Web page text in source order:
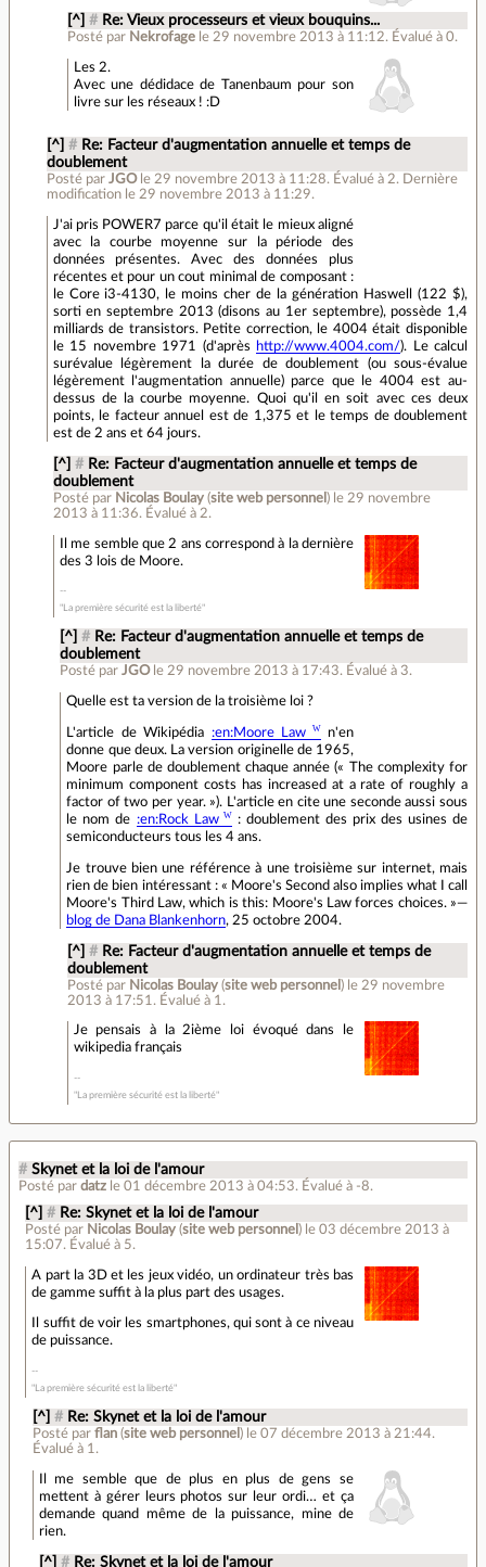
[^] # Re: Vieux processeurs et vieux bouquins...
Posté par Nekrofage le 29 novembre 2013 à 11:12. Évalué à 0.
Les 2.
Avec une dédidace de Tanenbaum pour son
livre sur les réseaux ! :D
[^] # Re: Facteur d'augmentation annuelle et temps de
doublement
Posté par JGO le 29 novembre 2013 à 11:28. Évalué à 2. Dernière
modification le 29 novembre 2013 à 11:29.
J'ai pris POWER7 parce qu'il était le mieux aligné
avec la courbe moyenne sur la période des
données présentes. Avec des données plus
récentes et pour un cout minimal de composant :
le Core i3-4130, le moins cher de la génération Haswell (122 $),
sorti en septembre 2013 (disons au 1er septembre), possède 1,4
milliards de transistors. Petite correction, le 4004 était disponible
le 15 novembre 1971 (d'après
http://www.4004.com/). Le calcul
surévalue légèrement la durée de doublement (ou sous-évalue
légèrement l'augmentation annuelle) parce que le 4004 est au-
dessus de la courbe moyenne. Quoi qu'il en soit avec ces deux
points, le facteur annuel est de 1,375 et le temps de doublement
est de 2 ans et 64 jours.
[^] # Re: Facteur d'augmentation annuelle et temps de
doublement
Posté par Nicolas Boulay(site web personnel ) le 29 novembre
2013 à 11:36. Évalué à 2.
Il me semble que 2 ans correspond à la dernière
des 3 lois de Moore.
"La première sécurité est la liberté"
[^] # Re: Facteur d'augmentation annuelle et temps de
doublement
Posté parJGO le 29 novembre 2013 à 17:43. Évalué à 3.
Quelle est ta version de la troisième loi ?
L'article de Wikipédia :en:Moore Law
n'en
donne que deux. La version originelle de 1965,
Moore parle de doublement chaque année (« The complexity for
minimum component costs has increased at a rate of roughly a
factor of two per year. »). L'article en cite une seconde aussi sous
le nom de :en:Rock Law
: doublement des prix des usines de
semiconducteurs tous les 4 ans.
Je trouve bien une référence à une troisième sur internet, mais
rien de bien intéressant : « Moore's Second also implies what I call
Moore's Third Law, which is this: Moore's Law forces choices. »—
blog de Dana Blankenhorn, 25 octobre 2004.
[^] # Re: Facteur d'augmentation annuelle et temps de
doublement
Posté par Nicolas Boulay(site web personnel ) le 29 novembre
2013 à 17:51 . Évalué à 1 .
Je pensais à la 2ième loi évoqué dans le
wikipedia français
"La première sécurité est la liberté"
# Skynet et la loi de l'amour
Posté par datz le 01 décembre 2013 à 04:53. Évalué à -8.
[^] # Re: Skynet et la loi de l'amour
Posté par Nicolas Boulay (site web personnel ) le 03 décembre 2013 à
15:07. Évalué à 5.
A part la 3D et les jeux vidéo, un ordinateur très bas
de gamme suffit à la plus part des usages.
Il suffit de voir les smartphones, qui sont à ce niveau
de puissance.
"La première sécurité est la liberté"
[^] # Re: Skynet et la loi de l'amour
Posté par flan(site web personnel ) le 07 décembre 2013 à 21:44.
Évalué à 1 .
Il me semble que de plus en plus de gens se
mettent à gérer leurs photos sur leur ordi… et ça
demande quand même de la puissance, mine de
rien.
[^] # Re: Skynet et la loi de l'amour